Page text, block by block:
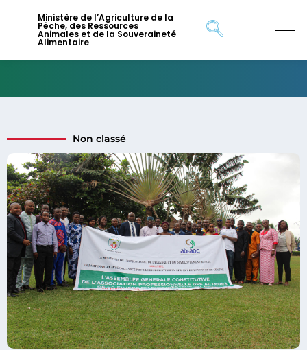
Ministère de l’Agriculture de la
Pêche, des Ressources
Animales et de la Souveraineté
Alimentaire
Non classé